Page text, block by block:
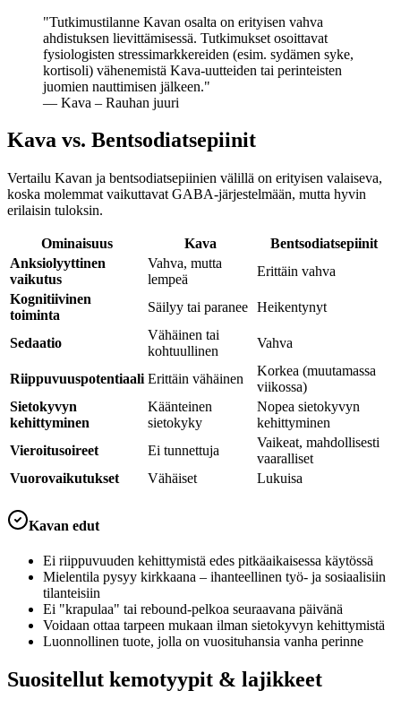
"Tutkimustilanne Kavan osalta on erityisen vahva
ahdistuksen lievittämisessä. Tutkimukset osoittavat
fysiologisten stressimarkkereiden (esim. sydämen syke,
kortisoli) vähenemistä Kava-uutteiden tai perinteisten
juomien nauttimisen jälkeen."
— Kava – Rauhan juuri
Kava vs. Bentsodiatsepiinit
Vertailu Kavan ja bentsodiatsepiinien välillä on erityisen valaiseva,
koska molemmat vaikuttavat GABA-järjestelmään, mutta hyvin
erilaisin tuloksin.
Ominaisuus Kava
Bentsodiatsepiinit
Anksiolyyttinen
vaikutus
Vahva, mutta
lempeä
Erittäin vahva
Kognitiivinen
toiminta
Säilyy tai paranee Heikentynyt
Sedaatio
Vähäinen tai
kohtuullinen
Vahva
Riippuvuuspotentiaali Erittäin vähäinen
Korkea (muutamassa
viikossa)
Sietokyvyn
kehittyminen
Käänteinen
sietokyky
Nopea sietokyvyn
kehittyminen
Vieroitusoireet
Ei tunnettuja
Vaikeat, mahdollisesti
vaaralliset
Vuorovaikutukset
Vähäiset Lukuisa
Kavan edut
Ei riippuvuuden kehittymistä edes pitkäaikaisessa käytössä
Mielentila pysyy kirkkaana – ihanteellinen työ- ja sosiaalisiin
tilanteisiin
Ei "krapulaa" tai rebound-pelkoa seuraavana päivänä
Voidaan ottaa tarpeen mukaan ilman sietokyvyn kehittymistä
Luonnollinen tuote, jolla on vuosituhansia vanha perinne
Suositellut kemotyypit & lajikkeet